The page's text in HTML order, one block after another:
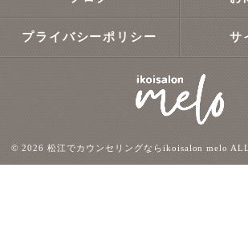
プライバシーポリシー サ
© 2026 松江でカウンセリングならikoisalon melo